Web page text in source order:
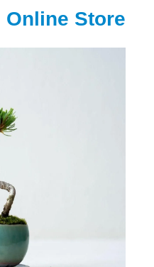
Online Store